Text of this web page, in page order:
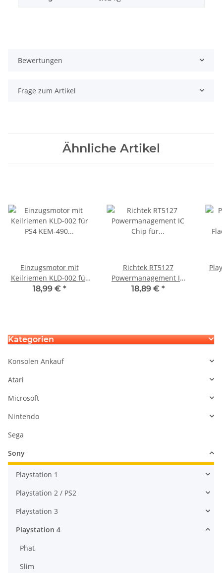
Bewertungen
Frage zum Artikel
Ähnliche Artikel
Einzugsmotor mit
Keilriemen KLD-002 für
PS4 KEM-490
18,99 € *
Richtek RT5127
Powermanagement IC
Chip für Playstation 5
18,89 € *
Kategorien
Konsolen Ankauf
Atari
Microsoft
Nintendo
Sega
Sony
Playstation 1
Playstation 2 / PS2
Playstation 3
Playstation 4
Phat
Slim